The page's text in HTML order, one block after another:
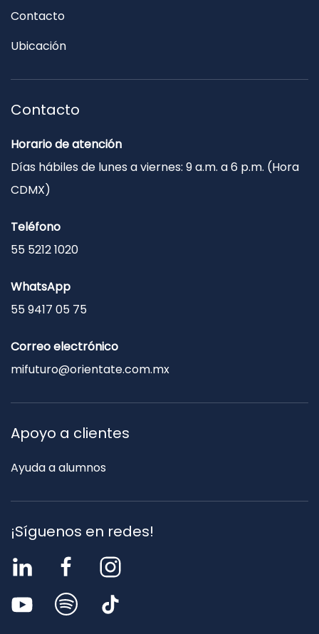
Contacto
Ubicación
Contacto
Horario de atención
Días hábiles de lunes a viernes: 9 a.m. a 6 p.m. (Hora
CDMX)
Teléfono
55 5212 1020
WhatsApp
55 9417 05 75
Correo electrónico
mifuturo@orientate.com.mx
Apoyo a clientes
Ayuda a alumnos
¡Síguenos en redes!